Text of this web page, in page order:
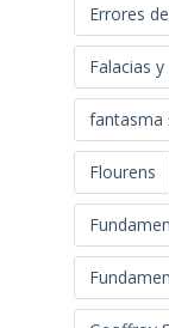
Errores
Falacias
fantasma
Flourens